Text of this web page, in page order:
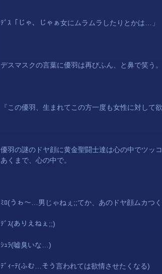
ﾃﾞｽ「じゃ、じゃぁ女にムラムラしたりとかは…」
デスマスクの言葉に優羽 は再びふん、と鼻で笑う。
『この優羽 、生まれてこの方一度も女性に対して
優羽の謎のドヤ顔に黄金聖闘士達は心の中でツッコ
あくまで、心の中で。
ﾐﾛ(うゎ～…男じゃねぇ;;てか、あのドヤ顔ムカつ
ﾃﾞｽ(ありえねぇ;;)
ｼｭﾗ(嘘臭いな…)
ﾃﾞｨｰﾃ(ふむ…そう言われては欲情させたくなる)